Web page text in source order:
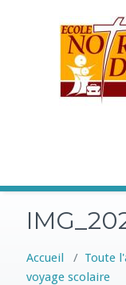
Accueil / Toute
voyage scolaire